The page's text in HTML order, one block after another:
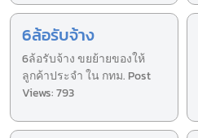
6ล้อรับจ้าง
6ล้อรับจ้าง ขยย้ายของให้
ลูกค้าประจำ ใน กทม. Post
Views: 793